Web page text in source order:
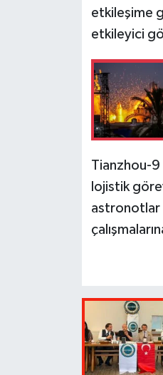
etkileşime
etkileyici
Tianzhou-9
lojistik
astronotlar